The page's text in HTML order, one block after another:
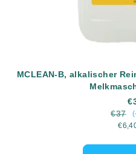
MCLEAN-B, alkalischer
€37